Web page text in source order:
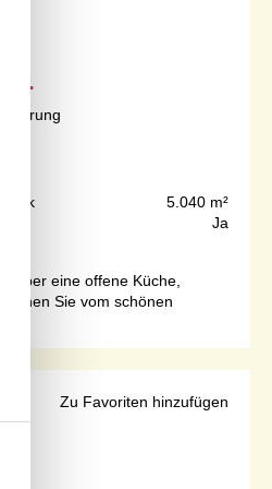
5.040 m²
Ja
über eine offene Küche,
Sie vom schönen
Zu Favoriten hinzufügen